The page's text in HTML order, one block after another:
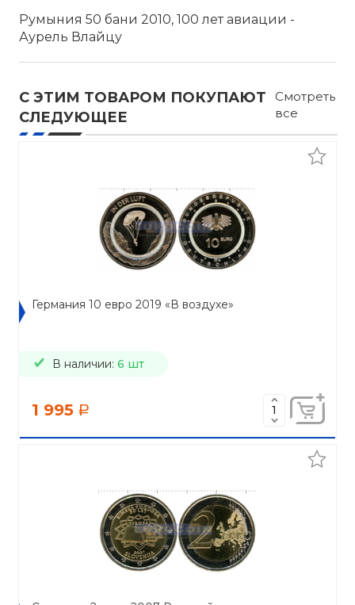
Румыния 50 бани 2010, 100 лет авиации -
Аурель Влайцу
С ЭТИМ ТОВАРОМ ПОКУПАЮТ
СЛЕДУЮЩЕЕ
Смотреть
все
Германия 10 евро 2019 «В воздухе»
В наличии: 6 шт
1 995 a